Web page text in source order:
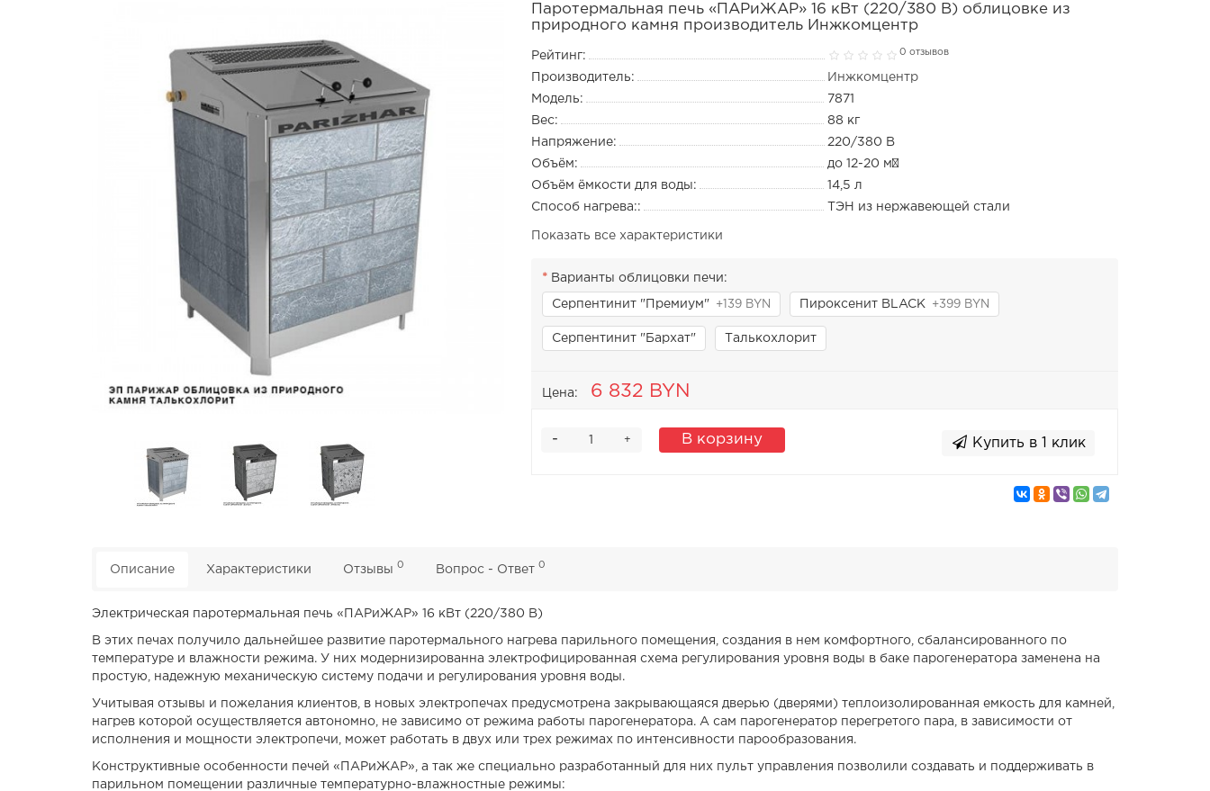
Паротермальная печь «ПАРиЖАР» 16 кВт (220/380 В) облицовке из
природного камня производитель Инжкомцентр
Рейтинг: 0 отзывов
Производитель:
Инжкомцентр
Модель:
7871
Вес:
88 кг
Напряжение:
220/380 В
Объём:
до 12-20 м³
Объём ёмкости для воды:
14,5 л
Способ нагрева::
ТЭН из нержавеющей стали
Показать все характеристики
Варианты облицовки печи:
Серпентинит "Премиум" +139 BYN Пироксенит BLACK +399 BYN
Серпентинит "Бархат" Талькохлорит
Цена: 6 832 BYN
+
- В корзину Купить в 1 клик
Описание Характеристики Отзывы 0 Вопрос - Ответ 0
Электрическая паротермальная печь «ПАРиЖАР» 16 кВт (220/380 В)
В этих печах получило дальнейшее развитие паротермального нагрева парильного помещения, создания в нем комфортного, сбалансированного по
температуре и влажности режима. У них модернизированна электрофицированная схема регулирования уровня воды в баке парогенератора заменена на
простую, надежную механическую систему подачи и регулирования уровня воды.
Учитывая отзывы и пожелания клиентов, в новых электропечах предусмотрена закрывающаяся дверью (дверями) теплоизолированная емкость для камней,
нагрев которой осуществляется автономно, не зависимо от режима работы парогенератора. А сам парогенератор перегретого пара, в зависимости от
исполнения и мощности электропечи, может работать в двух или трех режимах по интенсивности парообразования.
Конструктивные особенности печей «ПАРиЖАР», а так же специально разработанный для них пульт управления позволили создавать и поддерживать в
парильном помещении различные температурно-влажностные режимы: